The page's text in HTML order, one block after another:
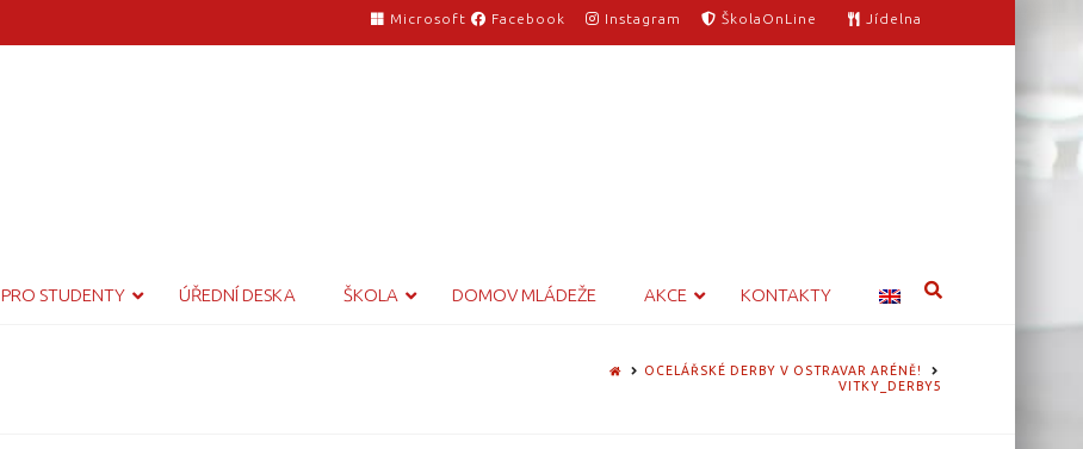
Microsoft Facebook Instagram ŠkolaOnLine Jídelna
PRO STUDENTY ÚŘEDNÍ DESKA ŠKOLA DOMOV MLÁDEŽE AKCE KONTAKTY
HOMEOCELÁŘSKÉ DERBY V OSTRAVAR ARÉNĚ!
VITKY_DERBY5